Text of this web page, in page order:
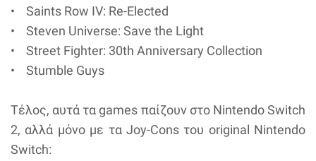
• Saints Row IV: Re-Elected
• Steven Universe: Save the Light
• Street Fighter: 30th Anniversary Collection
• Stumble Guys
Τέλος, αυτά τα games παίζουν στο Nintendo Switch
2, αλλά μόνο με τα Joy-Cons του original Nintendo
Switch: